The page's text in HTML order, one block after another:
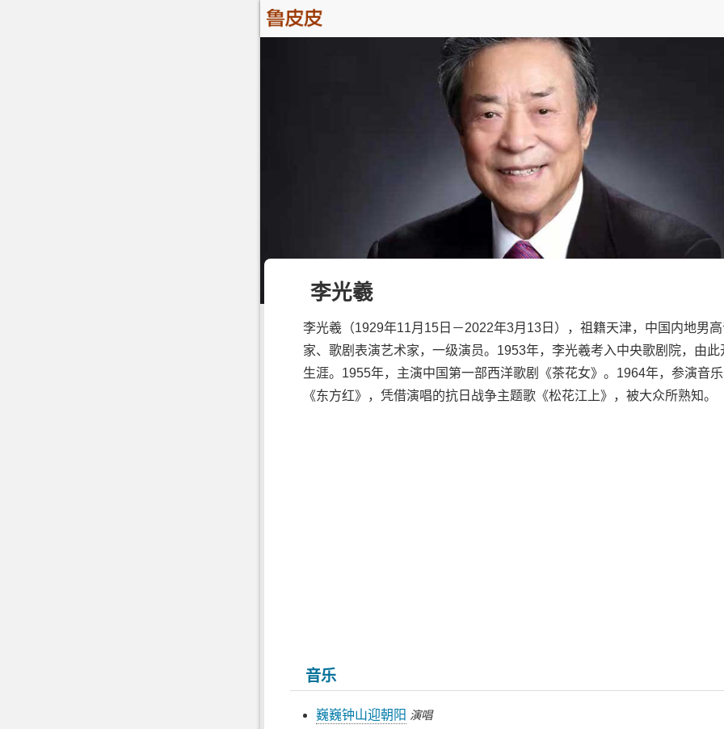
李光羲
李光羲（1929年11月15日－2022年3月13日），祖籍天津，中国内地男
家、歌剧表演艺术家，一级演员。1953年，李光羲考入中央歌剧院，由此
生涯。1955年，主演中国第一部西洋歌剧《茶花女》。1964年，参演音
《东方红》，凭借演唱的抗日战争主题歌《松花江上》，被大众所熟知。
音乐
巍巍钟山迎朝阳 演唱